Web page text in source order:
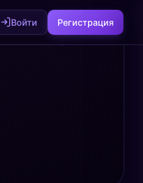
Войти Регистрация